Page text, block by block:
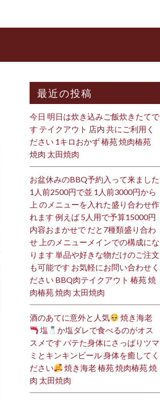
最近の投稿
今日 明日は炊き込みご飯炊きたてで
す テイクアウト 店内 共にご利用く
ださい 1キロおかず 椿苑 焼肉椿苑
焼肉 太田焼肉
お盆休みのBBQ予約入って来ました
1人前2500円で並 1人前3000円から
上 のメニューを入れた盛り合わせ作
れます 例えば 5人用で予算15000円
内容おまかせで だと7種類盛り合わ
せ 上のメニューメインでの構成にな
ります 単品や好きな物だけのご注文
も可能です お気軽にお問い合わせく
ださい BBQ肉テイクアウト 椿苑 焼
肉椿苑 焼肉 太田焼肉
酒のあてに意外と人気
焼き海老
塩
か塩ダレで食べるのがオス
スメです バテた身体にさっぱりツマ
ミとキンキンビール 身体を癒してく
ださい
焼き海老 椿苑 焼肉椿苑 焼
肉 太田焼肉